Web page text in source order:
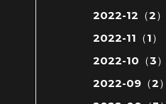
2022-12（2）
2022-11（1）
2022-10（3）
2022-09（2）